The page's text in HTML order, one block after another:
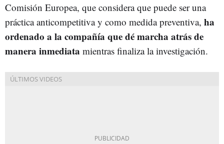
Comisión Europea, que considera que puede ser una
práctica anticompetitiva y como medida preventiva, ha
ordenado a la compañía que dé marcha atrás de
manera inmediata mientras finaliza la investigación.